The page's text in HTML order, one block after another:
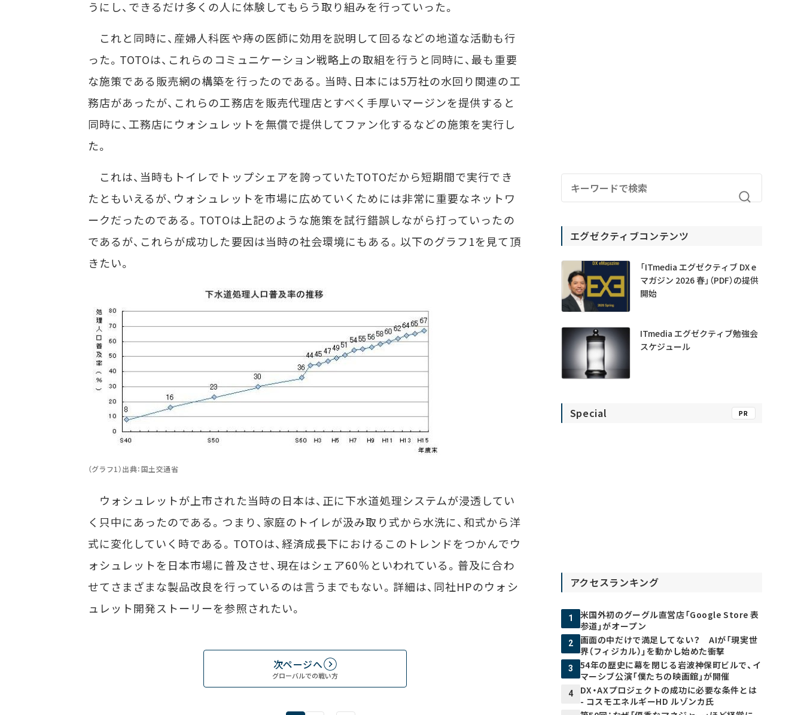
うにし、できるだけ多くの人に体験してもらう取り組みを行っていった。
これと同時に、産婦人科医や痔の医師に効用を説明して回るなどの地道な活動も行
った。TOTOは、これらのコミュニケーション戦略上の取組を行うと同時に、最も重要
な施策である販売網の構築を行ったのである。当時、日本には5万社の水回り関連の工
務店があったが、これらの工務店を販売代理店とすべく手厚いマージンを提供すると
同時に、工務店にウォシュレットを無償で提供してファン化するなどの施策を実行し
た。
これは、当時もトイレでトップシェアを誇っていたTOTOだから短期間で実行でき
たともいえるが、ウォシュレットを市場に広めていくためには非常に重要なネットワ
ークだったのである。TOTOは上記のような施策を試行錯誤しながら打っていったの
であるが、これらが成功した要因は当時の社会環境にもある。以下のグラフ1を見て頂
きたい。
（グラフ1）出典：国土交通省
ウォシュレットが上市された当時の日本は、正に下水道処理システムが浸透してい
く只中にあったのである。つまり、家庭のトイレが汲み取り式から水洗に、和式から洋
式に変化していく時である。TOTOは、経済成長下におけるこのトレンドをつかんでウ
ォシュレットを日本市場に普及させ、現在はシェア60％といわれている。普及に合わ
せてさまざまな製品改良を行っているのは言うまでもない。詳細は、同社HPのウォシ
ュレット開発ストーリーを参照されたい。
次ページへ
グローバルでの戦い方
エグゼクティブコンテンツ
「ITmedia エグゼクティブ DX e
マガジン 2026 春」（PDF）の提供
開始
ITmedia エグゼクティブ勉強会
スケジュール
Special PR
アクセスランキング
1
米国外初のグーグル直営店「Google Store 表
参道」がオープン
2
画面の中だけで満足してない？ AIが「現実世
界（フィジカル）」を動かし始めた衝撃
3
54年の歴史に幕を閉じる岩波神保町ビルで、イ
マーシブ公演「僕たちの映画館」が開催
4
DX・AXプロジェクトの成功に必要な条件とは
- コスモエネルギーHD ルゾンカ氏